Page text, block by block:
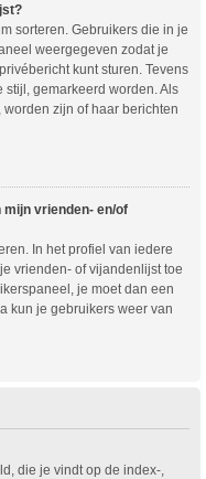
sorteren. Gebruikers die in je
weergegeven zodat je
kunt sturen. Tevens
gemarkeerd worden. Als
zijn of haar berichten
vrienden- en/of
In het profiel van iedere
vrienden- of vijandenlijst toe
je moet dan een
kun je gebruikers weer van
die je vindt op de index-,